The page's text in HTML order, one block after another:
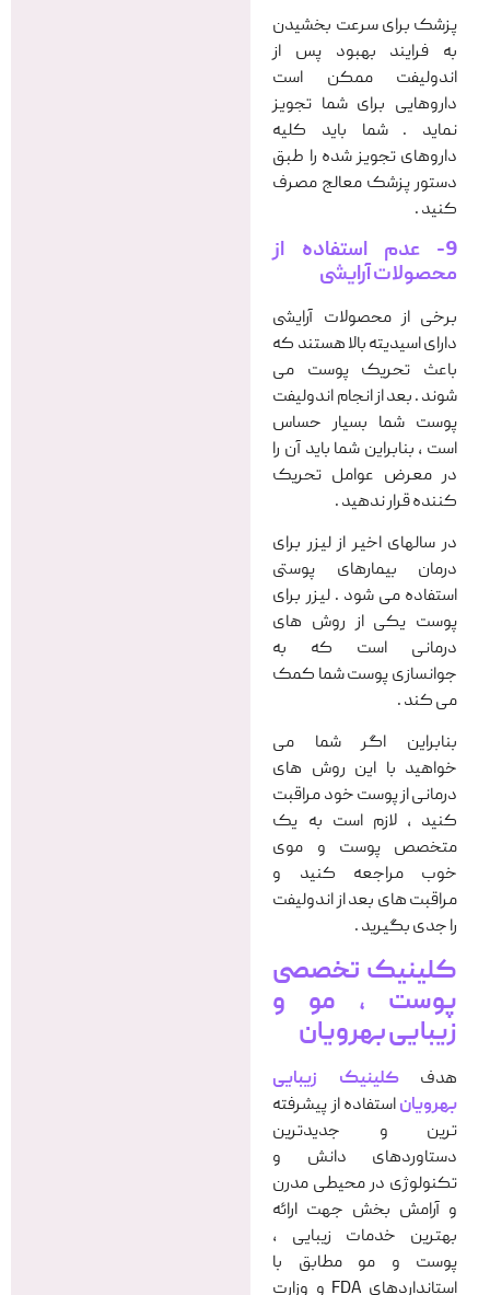
پزشک برای سرعت بخشیدن
به فرایند بهبود پس از
اندولیفت ممکن است
داروهایی برای شما تجویز
نماید . شما باید کلیه
داروهای تجویز شده را طبق
دستور پزشک معالج مصرف
کنید .
9- عدم استفاده از
محصولات آرایشی
برخی از محصولات آرایشی
دارای اسیدیته بالا هستند که
باعث تحریک پوست می
شوند . بعد از انجام اندولیفت
پوست شما بسیار حساس
است ، بنابراین شما باید آن را
در معرض عوامل تحریک
کننده قرار ندهید .
در سالهای اخیر از لیزر برای
درمان بیمارهای پوستی
استفاده می شود . لیزر برای
پوست یکی از روش های
درمانی است که به
جوانسازی پوست شما کمک
می کند .
بنابراین اگر شما می
خواهید با این روش های
درمانی از پوست خود مراقبت
کنید ، لازم است به یک
متخصص پوست و موی
خوب مراجعه کنید و
مراقبت های بعد از اندولیفت
را جدی بگیرید .
کلینیک تخصصی
پوست ، مو و
زیبایی بهرویان
هدفکلینیک زیبایی
بهرویاناستفاده از پیشرفته
ترین و جدیدترین
دستاوردهای دانش و
تکنولوژی در محیطی مدرن
و آرامش بخش جهت ارائه
بهترین خدمات زیبایی ،
پوست و مو مطابق با
استانداردهای FDA و وزارت